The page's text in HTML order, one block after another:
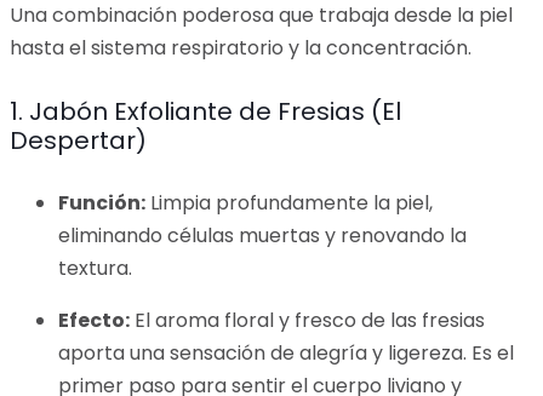
Una combinación poderosa que trabaja desde la piel
hasta el sistema respiratorio y la concentración.
1. Jabón Exfoliante de Fresias (El
Despertar)
Función: Limpia profundamente la piel,
eliminando células muertas y renovando la
textura.
Efecto: El aroma floral y fresco de las fresias
aporta una sensación de alegría y ligereza. Es el
primer paso para sentir el cuerpo liviano y